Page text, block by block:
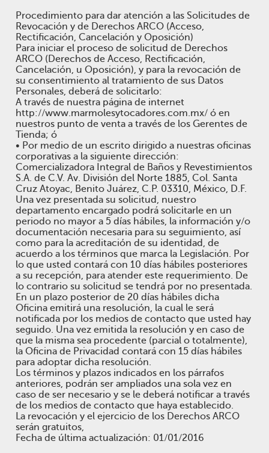
Procedimiento para dar atención a las Solicitudes de
Revocación y de Derechos ARCO (Acceso,
Rectificación, Cancelación y Oposición)
Para iniciar el proceso de solicitud de Derechos
ARCO (Derechos de Acceso, Rectificación,
Cancelación, u Oposición), y para la revocación de
su consentimiento al tratamiento de sus Datos
Personales, deberá de solicitarlo:
A través de nuestra página de internet
http://www.marmolesytocadores.com.mx/ ó en
nuestros punto de venta a través de los Gerentes de
Tienda; ó
• Por medio de un escrito dirigido a nuestras oficinas
corporativas a la siguiente dirección:
Comercializadora Integral de Baños y Revestimientos
S.A. de C.V. Av. División del Norte 1885, Col. Santa
Cruz Atoyac, Benito Juárez, C.P. 03310, México, D.F.
Una vez presentada su solicitud, nuestro
departamento encargado podrá solicitarle en un
periodo no mayor a 5 días hábiles, la información y/o
documentación necesaria para su seguimiento, así
como para la acreditación de su identidad, de
acuerdo a los términos que marca la Legislación. Por
lo que usted contará con 10 días hábiles posteriores
a su recepción, para atender este requerimiento. De
lo contrario su solicitud se tendrá por no presentada.
En un plazo posterior de 20 días hábiles dicha
Oficina emitirá una resolución, la cual le será
notificada por los medios de contacto que usted hay
seguido. Una vez emitida la resolución y en caso de
que la misma sea procedente (parcial o totalmente),
la Oficina de Privacidad contará con 15 días hábiles
para adoptar dicha resolución.
Los términos y plazos indicados en los párrafos
anteriores, podrán ser ampliados una sola vez en
caso de ser necesario y se le deberá notificar a través
de los medios de contacto que haya establecido.
La revocación y el ejercicio de los Derechos ARCO
serán gratuitos,
Fecha de última actualización: 01/01/2016